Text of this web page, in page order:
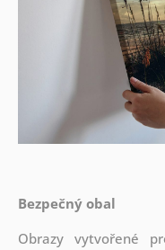
Bezpečný obal
Obrazy vytvořené